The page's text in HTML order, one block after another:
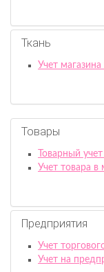
Ткань
Учет магазина
Товары
Товарный
Учет товара в
Предприятия
Учет
Учет на